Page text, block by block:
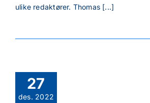
ulike redaktører. Thomas [...]
27
des. 2022